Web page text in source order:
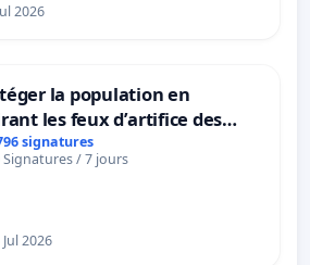
2026
la population en
les feux d’artifice des
signatures
Signatures / 7 jours
Jul 2026